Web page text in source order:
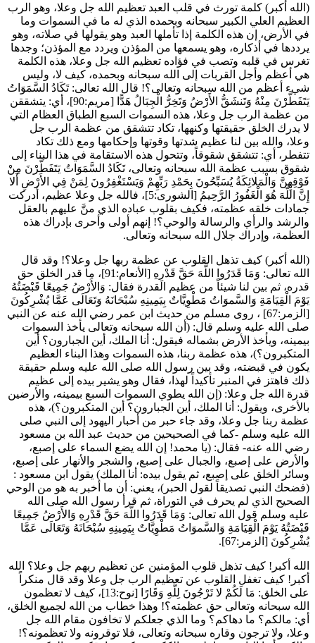
(الله أكبر) كلمة تورث في قلب العبد تعظيم الله جل وعلا، وهو الرب
العظيم العلي الكبير سبحانه وبحمده الذي له ما في السموات وما
في الأرض، إن هذه الكلمة إذا تأملها العبد وهو يقولها في صلاته، وهو
يرددها في أذكاره، وهو يسمعها من المؤذن ويردد مع المؤذن؛ وجدها
تغرس في قلبه وتصب في فؤاده تعظيم الله جل وعلا، هذه الكلمة
هي أعظم وأجل القربات إلى الله سبحانه وبحمده، كيف لا، وليس
شيء أعظم من الله سبحانه وتعالى؟! قال الله تعالى:تَكَادُ السَّمَوَاتُ
يَتَفَطَّرْنَ مِنْهُ وَتَنشَقُّ الأَرْضُ وَتَخِرُّ الْجِبَالُ هَدًّا
[مريم:90]، أي: يتشققن
من عظمة الرب جل وعلا، هذه السموات السبع الطباق العظام التي
لا يدرك الخلق حقيقتها وكنهها، تكاد تتشقق من عظمة الرب جل
وعلا، والله بين لنا عظيم شدتها وقوتها وإحكامها ومع ذلك تكاد
تتفطر، أي: تتشقق شقوقاً، وتتحول هذه الاستقامة في هذا البناء إلى
شقوق بسبب عظمة الله سبحانه وتعالى،تَكَادُ السَّمَوَاتُ يَتَفَطَّرْنَ مِنْ
فَوْقِهِنَّ وَالْمَلائِكَةُ يُسَبِّحُونَ بِحَمْدِ رَبِّهِمْ وَيَسْتَغْفِرُونَ لِمَنْ فِي الأَرْضِ أَلا
إِنَّ اللَّهَ هُوَ الْغَفُورُ الرَّحِيمُ
[الشورى:5]، فالله جل وعلا عظيم، أدركت
جمادات خلقه عظمته، فكيف بقلوب عباده الذي منَّ عليهم بالعقل
والرشد والرأي والرسالة والوحي؟! إنهم أولى وأحرى بإدراك هذه
العظمة، وإدراك جلال الله سبحانه وتعالى.
(الله أكبر) كيف تذهل القلوب عن عظمة ربها جل وعلا؟! وقد قال
الله تعالى: وَمَا قَدَرُوا اللَّهَ حَقَّ قَدْرِهِ
[الأنعام:91]، ما قدر الخلق حق
قدره، ثم بين لنا شيئاً من عظيم القدرة فقال: وَالأَرْضُ جَمِيعًا قَبْضَتُهُ
يَوْمَ الْقِيَامَةِ وَالسَّموَاتُ مَطْوِيَّاتٌ بِيَمِينِهِ سُبْحَانَهُ وَتَعَالَى عَمَّا يُشْرِكُونَ
[الزمر:67] ، روى
مسلم من حديث ابن عمر رضي الله عنه عن النبي
صلى الله عليه وسلم قال: ( أن الله سبحانه وتعالى يأخذ السموات
بيمينه، ويأخذ الأرض بشماله فيقول: أنا الملك، أين الجبارون؟ أين
المتكبرون؟)، هذه عظمة ربنا، هذه السموات وهذا البناء العظيم
يكون في قبضته، وقد بين رسول الله صلى الله عليه وسلم حقيقة
ذلك فاهتز في المنبر تأكيداً لهذا، فقال وهو يشير بيده إلى عظيم
قدرة الله جل وعلا: ( إن الله يطوي السموات السبع بيمينه، والأرضين
بالأخرى، ويقول: أنا الملك، أين الجبارون؟ أين المتكبرون؟)، هذه
عظمة ربنا جل وعلا، وقد جاء حبر من أحبار اليهود إلى النبي صلى
الله عليه وسلم -كما في الصحيحين من حديث عبد الله بن مسعود
رضي الله عنه- فقال: (يا محمد! إن الله يضع السماء على إصبع،
والأرض على إصبع، والجبال على إصبع، والشجر والأنهار على إصبع،
وسائر الخلق على إصبع، ثم يقول بيده: أنا الملك) يقول ابن مسعود :
(فضحك النبي تصديقاً لقول الحبر)، يعني: أن ما أخبر به هو من الوحي
الصحيح الذي لم يحرف في التوراة، ثم قرأ رسول الله صلى الله
عليه وسلم قول الله تعالى: وَمَا قَدَرُوا اللَّهَ حَقَّ قَدْرِهِ وَالأَرْضُ جَمِيعًا
قَبْضَتُهُ يَوْمَ الْقِيَامَةِ وَالسَّموَاتُ مَطْوِيَّاتٌ بِيَمِينِهِ سُبْحَانَهُ وَتَعَالَى عَمَّا
يُشْرِكُونَ [الزمر:67].
الله أكبر! كيف تذهل قلوب المؤمنين عن تعظيم ربهم جل وعلا؟ الله
أكبر! كيف تغفل القلوب عن تعظيم الرب جل وعلا وقد قال منكراً
على الخلق: مَا لَكُمْ لا تَرْجُونَ لِلَّهِ وَقَارًا
[نوح:13]، كيف لا تعظمون
الله سبحانه وتعالى حق عظمته؟! وهذا خطاب من الله لجميع الخلق،
أي: مالكم؟ ما دهاكم؟ وما الذي جعلكم لا تخافون مقام الله جل
وعلا، ولا ترجون وقاره سبحانه وتعالى، فلا توقرونه ولا تعظمونه؟!